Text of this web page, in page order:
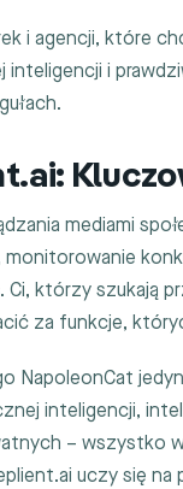
i agencji, które
i
mediami
Ci, którzy szukają
za funkcje,
NapoleonCat
inteligencji,
– wszystko
uczy się na